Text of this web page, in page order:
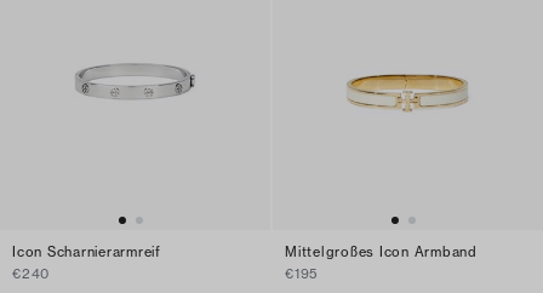
Icon Scharnierarmreif
€240
Mittelgroßes Icon Armband
€195